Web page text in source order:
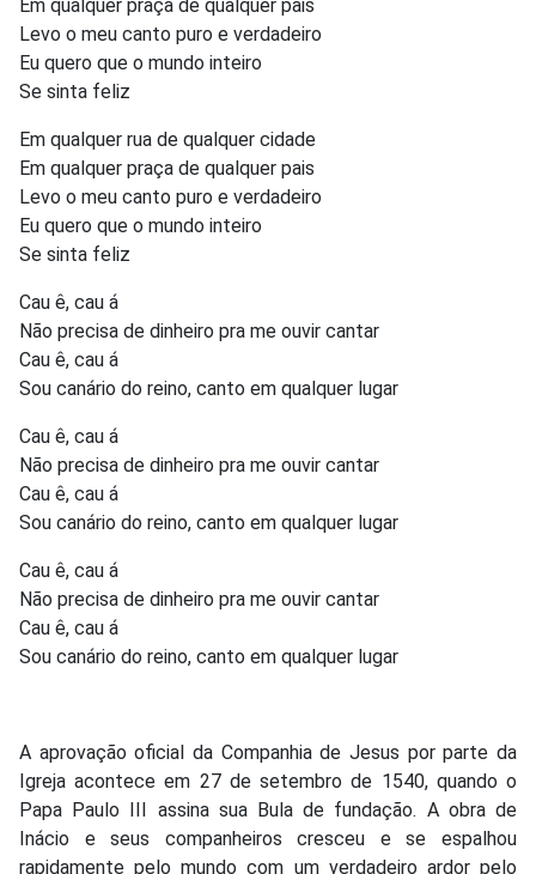
Em qualquer praça de qualquer pais
Levo o meu canto puro e verdadeiro
Eu quero que o mundo inteiro
Se sinta feliz
Em qualquer rua de qualquer cidade
Em qualquer praça de qualquer pais
Levo o meu canto puro e verdadeiro
Eu quero que o mundo inteiro
Se sinta feliz
Cau ê, cau á
Não precisa de dinheiro pra me ouvir cantar
Cau ê, cau á
Sou canário do reino, canto em qualquer lugar
Cau ê, cau á
Não precisa de dinheiro pra me ouvir cantar
Cau ê, cau á
Sou canário do reino, canto em qualquer lugar
Cau ê, cau á
Não precisa de dinheiro pra me ouvir cantar
Cau ê, cau á
Sou canário do reino, canto em qualquer lugar
A aprovação oficial da Companhia de Jesus por parte da
Igreja acontece em 27 de setembro de 1540, quando o
Papa Paulo III assina sua Bula de fundação. A obra de
Inácio e seus companheiros cresceu e se espalhou
rapidamente pelo mundo com um verdadeiro ardor pelo